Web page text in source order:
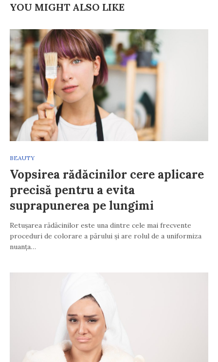
YOU MIGHT ALSO LIKE
BEAUTY
Vopsirea rădăcinilor cere aplicare
precisă pentru a evita
suprapunerea pe lungimi
Retușarea rădăcinilor este una dintre cele mai frecvente
proceduri de colorare a părului și are rolul de a uniformiza
nuanța…